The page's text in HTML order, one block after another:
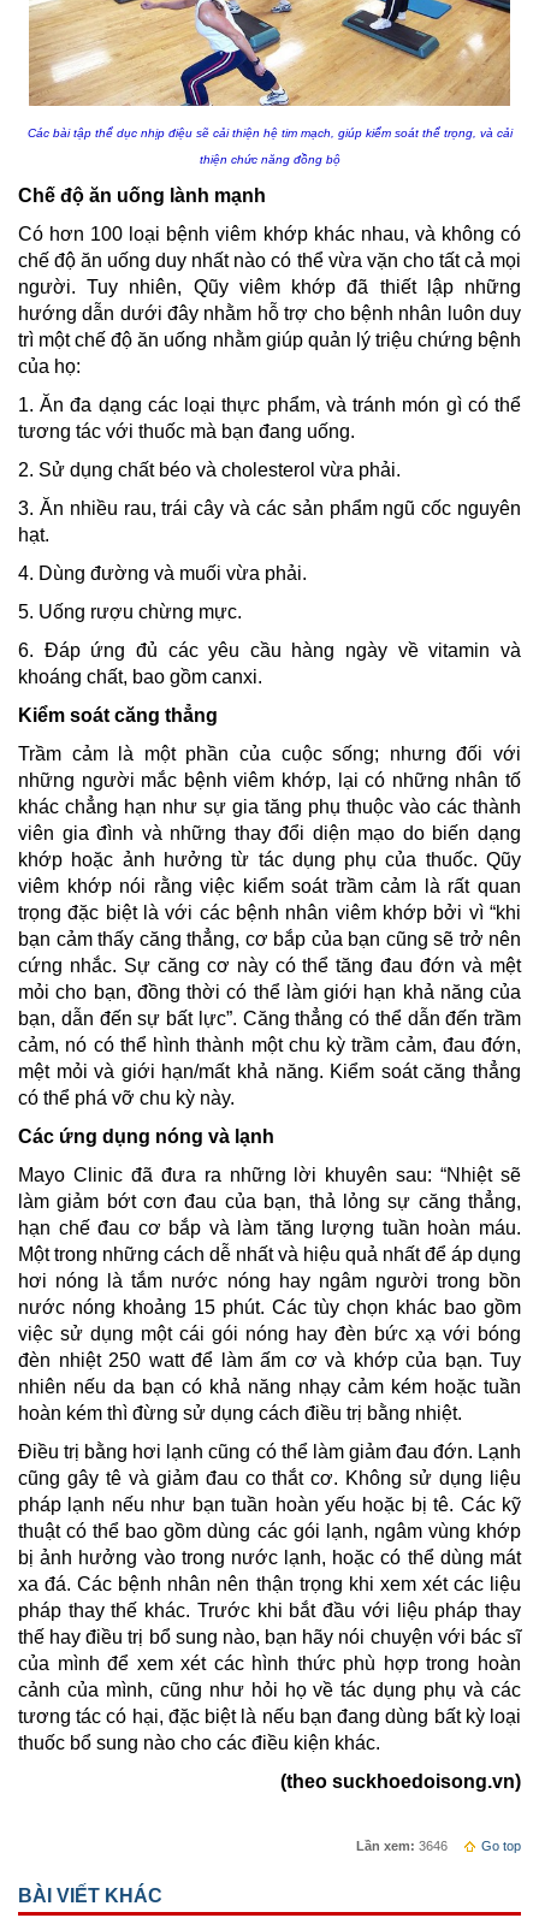
Các bài tập thể dục nhịp điệu sẽ cải thiện hệ tim mạch, giúp kiểm soát thể trọng, và cải
thiện chức năng đồng bộ
Chế độ ăn uống lành mạnh
Có hơn 100 loại bệnhviêm khớpkhác nhau, và không có
chế độ ăn uống duy nhất nào có thể vừa vặn cho tất cả mọi
người. Tuy nhiên, Qũy viêm khớp đã thiết lập những
hướng dẫn dưới đây nhằm hỗ trợ cho bệnh nhân luôn duy
trì một chế độ ăn uống nhằm giúp quản lý triệu chứng bệnh
của họ:
1. Ăn đa dạng các loại thực phẩm, và tránh món gì có thể
tương tác với thuốc mà bạn đang uống.
2. Sử dụng chất béo và cholesterol vừa phải.
3. Ăn nhiều rau, trái cây và các sản phẩm ngũ cốc nguyên
hạt.
4. Dùng đường và muối vừa phải.
5. Uống rượu chừng mực.
6. Đáp ứng đủ các yêu cầu hàng ngày về vitamin và
khoáng chất, bao gồm canxi.
Kiểm soát căng thẳng
Trầm cảm là một phần của cuộc sống; nhưng đối với
những người mắc bệnh viêm khớp, lại có những nhân tố
khác chẳng hạn như sự gia tăng phụ thuộc vào các thành
viên gia đình và những thay đổi diện mạo do biến dạng
khớp hoặc ảnh hưởng từ tác dụng phụ của thuốc. Qũy
viêm khớp nói rằng việc kiểm soát trầm cảm là rất quan
trọng đặc biệt là với các bệnh nhân viêm khớp bởi vì “khi
bạn cảm thấy căng thẳng, cơ bắp của bạn cũng sẽ trở nên
cứng nhắc. Sự căng cơ này có thể tăng đau đớn và mệt
mỏi cho bạn, đồng thời có thể làm giới hạn khả năng của
bạn, dẫn đến sự bất lực”. Căng thẳng có thể dẫn đến trầm
cảm, nó có thể hình thành một chu kỳ trầm cảm, đau đớn,
mệt mỏi và giới hạn/mất khả năng. Kiểm soát căng thẳng
có thể phá vỡ chu kỳ này.
Các ứng dụng nóng và lạnh
Mayo Clinic đã đưa ra những lời khuyên sau: “Nhiệt sẽ
làm giảm bớt cơn đau của bạn, thả lỏng sự căng thẳng,
hạn chế đau cơ bắp và làm tăng lượng tuần hoàn máu.
Một trong những cách dễ nhất và hiệu quả nhất để áp dụng
hơi nóng là tắm nước nóng hay ngâm người trong bồn
nước nóng khoảng 15 phút. Các tùy chọn khác bao gồm
việc sử dụng một cái gói nóng hay đèn bức xạ với bóng
đèn nhiệt 250 watt để làm ấm cơ và khớp của bạn. Tuy
nhiên nếu da bạn có khả năng nhạy cảm kém hoặc tuần
hoàn kém thì đừng sử dụng cách điều trị bằng nhiệt.
Điều trị bằng hơi lạnh cũng có thể làm giảm đau đớn. Lạnh
cũng gây tê và giảm đau co thắt cơ. Không sử dụng liệu
pháp lạnh nếu như bạn tuần hoàn yếu hoặc bị tê. Các kỹ
thuật có thể bao gồm dùng các gói lạnh, ngâm vùng khớp
bị ảnh hưởng vào trong nước lạnh, hoặc có thể dùng mát
xa đá. Các bệnh nhân nên thận trọng khi xem xét các liệu
pháp thay thế khác. Trước khi bắt đầu với liệu pháp thay
thế hay điều trị bổ sung nào, bạn hãy nói chuyện với bác sĩ
của mình để xem xét các hình thức phù hợp trong hoàn
cảnh của mình, cũng như hỏi họ về tác dụng phụ và các
tương tác có hại, đặc biệt là nếu bạn đang dùng bất kỳ loại
thuốc bổ sung nào cho các điều kiện khác.
(theo suckhoedoisong.vn)
Lần xem: 3646 Go top
BÀI VIẾT KHÁC